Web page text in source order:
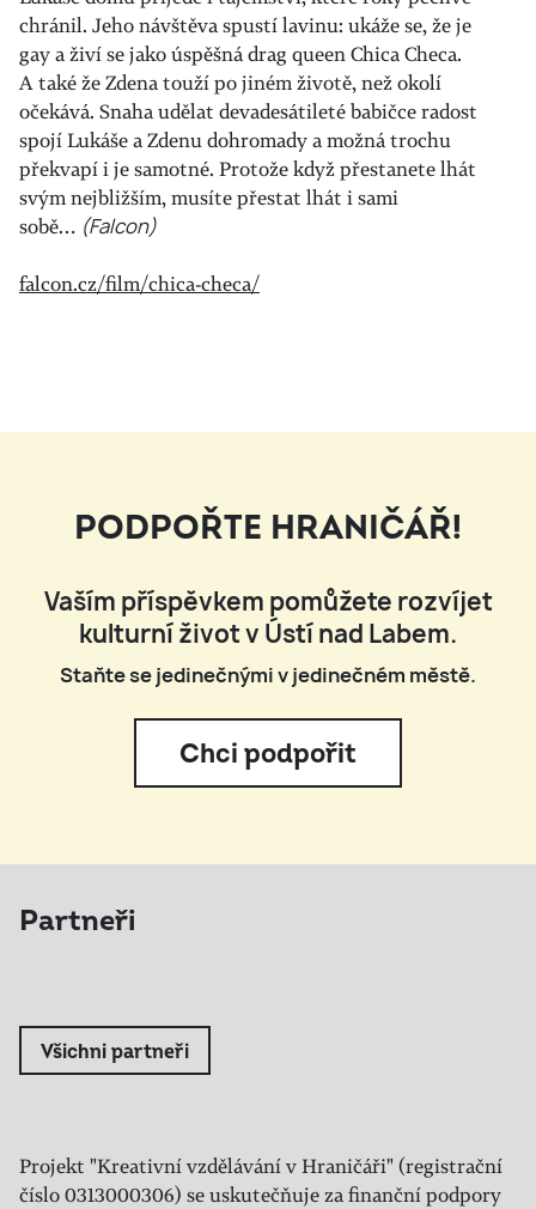
chránil. Jeho návštěva spustí lavinu: ukáže se, že je
gay a živí se jako úspěšná drag queen Chica Checa.
A také že Zdena touží po jiném životě, než okolí
očekává. Snaha udělat devadesátileté babičce radost
spojí Lukáše a Zdenu dohromady a možná trochu
překvapí i je samotné. Protože když přestanete lhát
svým nejbližším, musíte přestat lhát i sami
sobě… (Falcon)
falcon.cz/film/chica-checa/
PODPOŘTE HRANIČÁŘ!
Vaším příspěvkem pomůžete rozvíjet
kulturní život v Ústí nad Labem.
Staňte se jedinečnými v jedinečném městě.
Chci podpořit
Partneři
Všichni partneři
Projekt "Kreativní vzdělávání v Hraničáři" (registrační
číslo 0313000306) se uskutečňuje za finanční podpory